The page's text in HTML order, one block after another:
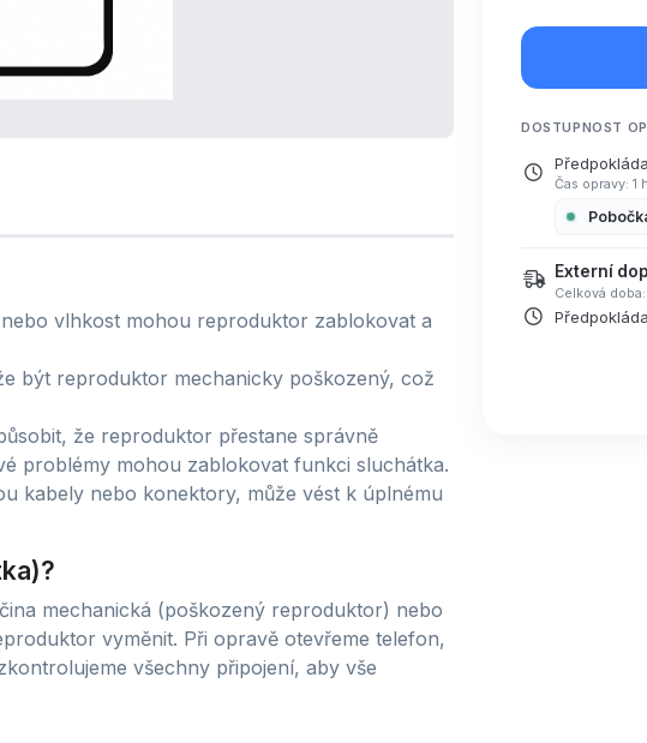
vlhkost mohou reproduktor zablokovat a
být reproduktor mechanicky poškozený, což
že reproduktor přestane správně
problémy mohou zablokovat funkci sluchátka.
kabely nebo konektory, může vést k úplnému
mechanická (poškozený reproduktor) nebo
vyměnit. Při opravě otevřeme telefon,
všechny připojení, aby vše
DOSTUPNOST
Čas opravy: 1
Externí
Celková